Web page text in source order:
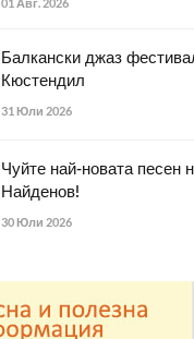
01 Авг. 2026
Балкански джаз
Кюстендил
31 Юли 2026
Чуйте най-новата песен
Найденов!
30 Юли 2026